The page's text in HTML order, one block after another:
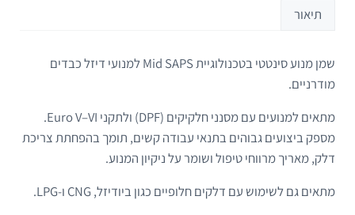
תיאור
תיאור
שמן מנוע סינטטי בטכנולוגיית Mid SAPS למנועי דיזל כבדים
מודרניים.
מתאים למנועים עם מסנני חלקיקים (DPF) ולתקני Euro V–VI.
מספק ביצועים גבוהים בתנאי עבודה קשים, תומך בהפחתת צריכת
דלק, מאריך מרווחי טיפול ושומר על ניקיון המנוע.
מתאים גם לשימוש עם דלקים חלופיים כגון ביודיזל, CNG ו-LPG.